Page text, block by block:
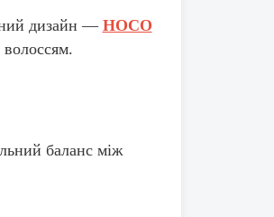
дизайн — HOCO
баланс між